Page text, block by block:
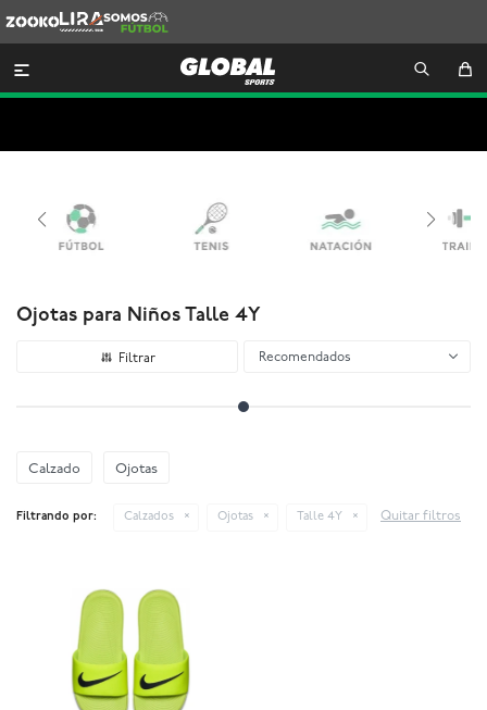
Lira
Somos
Futbol

Ojotas para Niños Talle 4Y
Recomendados
Calzado Ojotas
Filtrando por: Calzados Ojotas Talle 4Y Quitar filtros